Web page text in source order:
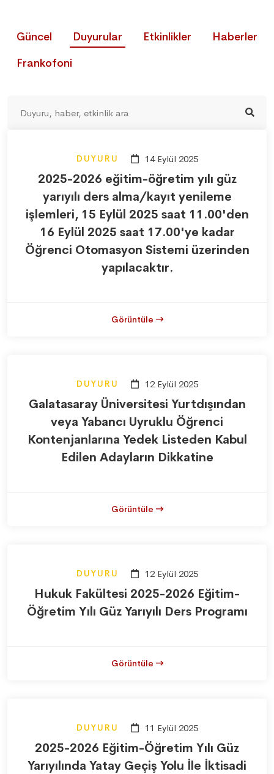
Güncel Duyurular Etkinlikler
Haberler
Frankofoni
DUYURU 14 Eylül 2025
2025-2026 eğitim-öğretim yılı güz
yarıyılı ders alma/kayıt yenileme
işlemleri, 15 Eylül 2025 saat 11.00'den
16 Eylül 2025 saat 17.00'ye kadar
Öğrenci Otomasyon Sistemi üzerinden
yapılacaktır.
Görüntüle
DUYURU 12 Eylül 2025
Galatasaray Üniversitesi Yurtdışından
veya Yabancı Uyruklu Öğrenci
Kontenjanlarına Yedek Listeden Kabul
Edilen Adayların Dikkatine
Görüntüle
DUYURU 12 Eylül 2025
Hukuk Fakültesi 2025-2026 Eğitim-
Öğretim Yılı Güz Yarıyılı Ders Programı
Görüntüle
DUYURU 11 Eylül 2025
2025-2026 Eğitim-Öğretim Yılı Güz
Yarıyılında Yatay Geçiş Yolu İle İktisadi